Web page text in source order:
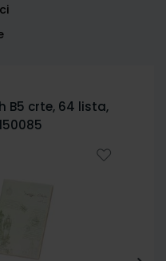
B5 crte, 64 lista,